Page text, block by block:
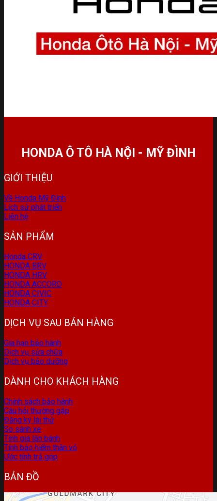
HONDA Ô TÔ HÀ NỘI - MỸ ĐÌNH
GIỚI THIỆU
Về Honda Mỹ Đình
Lịch sử phát triển
Liên hệ
SẢN PHẨM
Honda CRV
HONDA BRV
HONDA HRV
HONDA ACCORD
HONDA CIVIC
HONDA CITY
DỊCH VỤ SAU BÁN HÀNG
Gia hạn bảo hành
Dịch vụ sửa chữa
Dịch vụ bảo dưỡng
DÀNH CHO KHÁCH HÀNG
Chính sách bảo hành
Câu hỏi thường gặp
Đăng ký lái thử
So sánh xe
Tính giá lăn bánh
Tính bảo hiểm thân vỏ
Ước tính trả góp
BẢN ĐỒ